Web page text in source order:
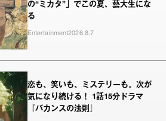
の“ミカタ”」でこの夏、藝大生にな
る
Entertainment2026.8.7
恋も、笑いも、ミステリーも。次が
気になり続ける！ 1話15分ドラマ
『バカンスの法則』